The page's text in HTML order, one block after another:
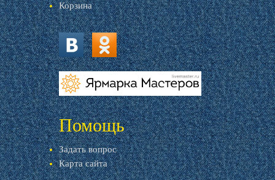
Корзина
vk.com ok.ru
livemaster.ru
Помощь
Задать вопрос
Карта сайта